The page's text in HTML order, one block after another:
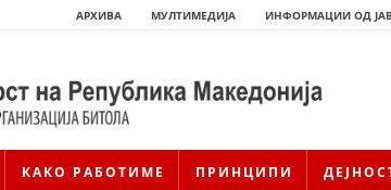
АРХИВА МУЛТИМЕДИЈА ИНФОРМАЦИИ ОД
КАКО РАБОТИМЕ ПРИНЦИПИ